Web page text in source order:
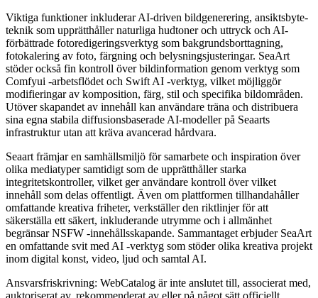
Viktiga funktioner inkluderar AI-driven bildgenerering, ansiktsbyte-
teknik som upprätthåller naturliga hudtoner och uttryck och AI-
förbättrade fotoredigeringsverktyg som bakgrundsborttagning,
fotokalering av foto, färgning och belysningsjusteringar. SeaArt
stöder också fin kontroll över bildinformation genom verktyg som
Comfyui -arbetsflödet och Swift AI -verktyg, vilket möjliggör
modifieringar av komposition, färg, stil och specifika bildområden.
Utöver skapandet av innehåll kan användare träna och distribuera
sina egna stabila diffusionsbaserade AI-modeller på Seaarts
infrastruktur utan att kräva avancerad hårdvara.
Seaart främjar en samhällsmiljö för samarbete och inspiration över
olika mediatyper samtidigt som de upprätthåller starka
integritetskontroller, vilket ger användare kontroll över vilket
innehåll som delas offentligt. Även om plattformen tillhandahåller
omfattande kreativa friheter, verkställer den riktlinjer för att
säkerställa ett säkert, inkluderande utrymme och i allmänhet
begränsar NSFW -innehållsskapande. Sammantaget erbjuder SeaArt
en omfattande svit med AI -verktyg som stöder olika kreativa projekt
inom digital konst, video, ljud och samtal AI.
Ansvarsfriskrivning: WebCatalog är inte anslutet till, associerat med,
auktoriserat av, rekommenderat av eller på något sätt officiellt